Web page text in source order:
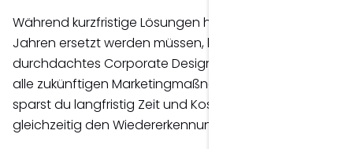
Während kurzfristige Lösungen häufig nach wenigen
Jahren ersetzt werden müssen, bildet ein
durchdachtes Corporate Design die Grundlage für
alle zukünftigen Marketingmaßnahmen. Dadurch
sparst du langfristig Zeit und Kosten und stärkst
gleichzeitig den Wiedererkennungswert deiner Marke.